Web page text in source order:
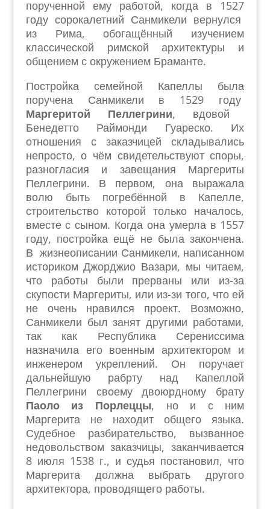
порученной ему работой, когда в 1527
году сорокалетний Санмикели вернулся
из Рима, обогащённый изучением
классической римской архитектуры и
общением с окружением Браманте.
Постройка семейной Капеллы была
поручена Санмикели в 1529 году
Маргеритой Пеллегрини, вдовой
Бенедетто Раймонди Гуареско. Их
отношения с заказчицей складывались
непросто, о чём свидетельствуют споры,
разногласия и завещания Маргериты
Пеллегрини. В первом, она выражала
волю быть погребённой в Капелле,
строительство которой только началось,
вместе с сыном. Когда она умерла в 1557
году, постройка ещё не была закончена.
В жизнеописании Санмикели, написанном
историком Джорджио Вазари, мы читаем,
что работы были прерваны или из-за
скупости Маргериты, или из-зи того, что ей
не очень нравился проект. Возможно,
Санмикели был занят другими работами,
так как Республика Серениссима
назначила его военным архитектором и
инженером укреплений. Он поручает
дальнейшую рабрту над Капеллой
Пеллегрини своему двоюрдному брату
Паоло из Порлеццы, но и с ним
Маргерита не находит общего языка.
Судебное разбирательство, вызванное
недовольством заказчицы, заканчивается
8 июля 1538 г., и судья постановил, что
Маргерита должна выбрать другого
архитектора, проводящего работы.